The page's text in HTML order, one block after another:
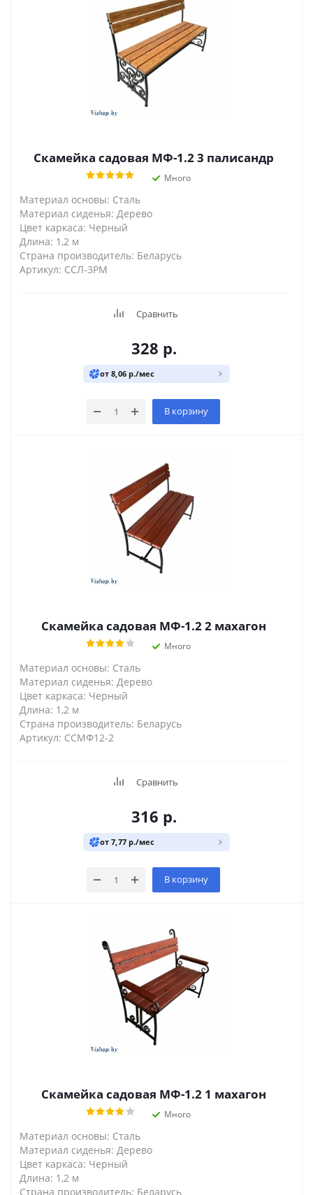
Скамейка садовая МФ-1.2 3 палисандр
Много
Материал основы: Сталь
Материал сиденья: Дерево
Цвет каркаса: Черный
Длина: 1,2 м
Страна производитель: Беларусь
Артикул: ССЛ-3РМ
Сравнить
328 р.
от 8,06 р./мес
В корзину
Скамейка садовая МФ-1.2 2 махагон
Много
Материал основы: Сталь
Материал сиденья: Дерево
Цвет каркаса: Черный
Длина: 1,2 м
Страна производитель: Беларусь
Артикул: ССМФ12-2
Сравнить
316 р.
от 7,77 р./мес
В корзину
Скамейка садовая МФ-1.2 1 махагон
Много
Материал основы: Сталь
Материал сиденья: Дерево
Цвет каркаса: Черный
Длина: 1,2 м
Страна производитель: Беларусь